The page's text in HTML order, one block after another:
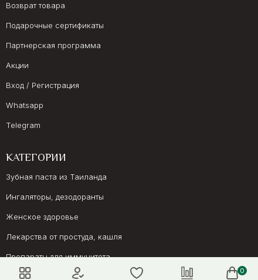
0
Возврат товара
Подарочные сертификаты
Партнерская программа
Акции
Вход / Регистрация
Whatsapp
Telegram
КАТЕГОРИИ
Зубная паста из Таиланда
Ингаляторы, дезодоранты
Женское здоровье
Лекарства от простуда, кашля
Препараты для иммунитета
Онкология, суставы